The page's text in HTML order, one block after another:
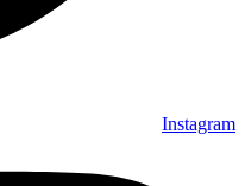
Instagram